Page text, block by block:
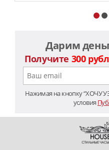
Дарим
Получите 300
Нажимая на кнопку “ХОЧУ
условия